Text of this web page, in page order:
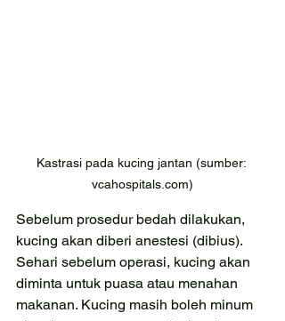
Kastrasi pada kucing jantan (sumber:
vcahospitals.com)
Sebelum prosedur bedah dilakukan,
kucing akan diberi anestesi (dibius).
Sehari sebelum operasi, kucing akan
diminta untuk puasa atau menahan
makanan. Kucing masih boleh minum